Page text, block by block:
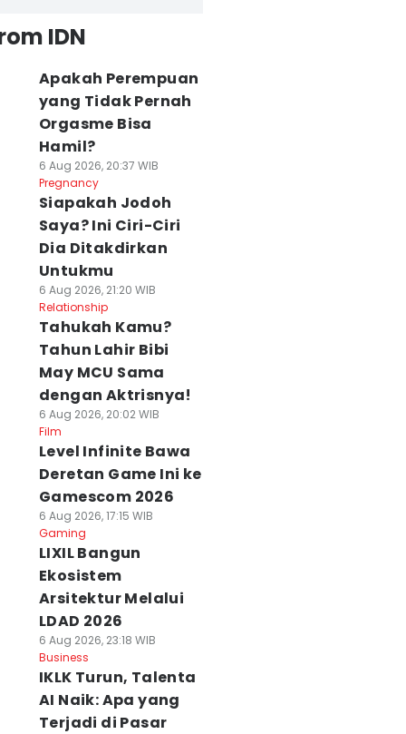
IDN
Apakah Perempuan
yang Tidak Pernah
Orgasme Bisa
Hamil?
6 Aug 2026, 20:37 WIB
Pregnancy
Siapakah Jodoh
Saya? Ini Ciri-Ciri
Dia Ditakdirkan
Untukmu
6 Aug 2026, 21:20 WIB
Relationship
Tahukah Kamu?
Tahun Lahir Bibi
May MCU Sama
dengan Aktrisnya!
6 Aug 2026, 20:02 WIB
Film
Level Infinite Bawa
Deretan Game Ini ke
Gamescom 2026
6 Aug 2026, 17:15 WIB
Gaming
LIXIL Bangun
Ekosistem
Arsitektur Melalui
LDAD 2026
6 Aug 2026, 23:18 WIB
Business
IKLK Turun, Talenta
AI Naik: Apa yang
Terjadi di Pasar